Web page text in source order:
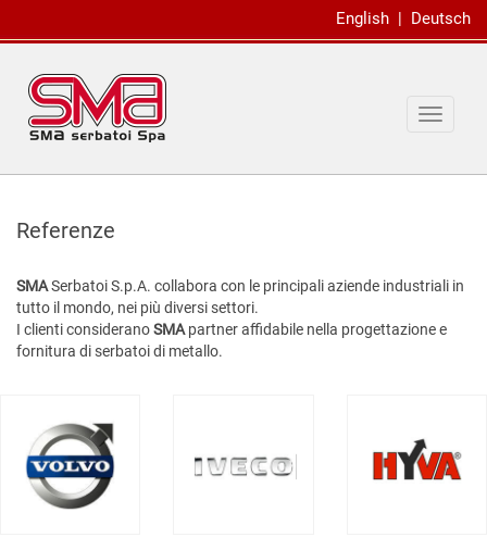
English | Deutsch
Toggle
Referenze
SMASerbatoi S.p.A. collabora con le principali aziende industriali in
tutto il mondo, nei più diversi settori.
I clienti consideranoSMA partner affidabile nella progettazione e
fornitura di serbatoi di metallo.